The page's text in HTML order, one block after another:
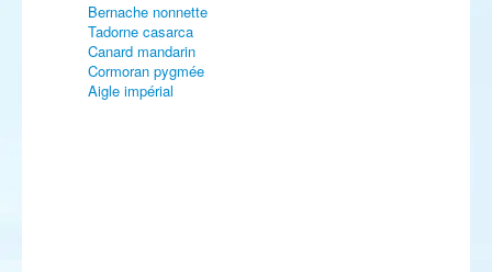
Bernache nonnette
Tadorne casarca
Canard mandarin
Cormoran pygmée
Aigle impérial